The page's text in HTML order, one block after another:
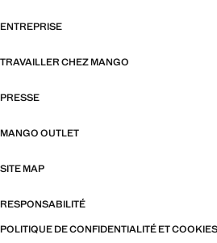
ENTREPRISE
TRAVAILLER CHEZ MANGO
PRESSE
MANGO OUTLET
SITE MAP
RESPONSABILITÉ
POLITIQUE DE CONFIDENTIALITÉ ET COOKIES